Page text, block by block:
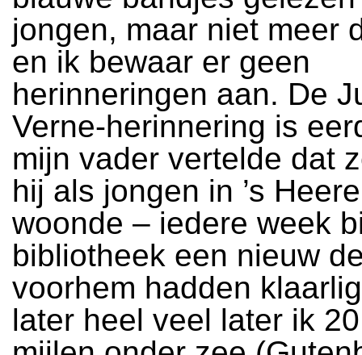
jongen, maar niet meer
en ik bewaar er geen
herinneringen aan. De
Verne-herinnering is
mijn vader vertelde dat
hij als jongen in ’s
woonde – iedere week
bibliotheek een nieuw
voorhem hadden
later heel veel later ik